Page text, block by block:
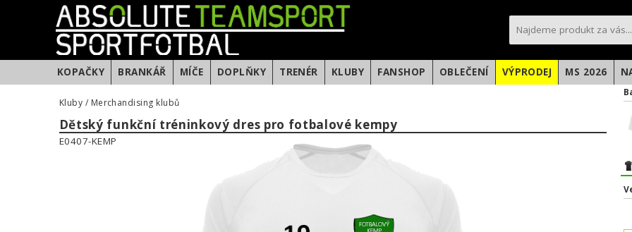
KOPAČKY BRANKÁŘ MÍČE DOPLŇKY TRENÉR KLUBY FANSHOP OBLEČENÍ VÝPRODEJ MS 2026
Kluby / Merchandising klubů
Dětský funkční tréninkový dres pro fotbalové kempy
E0407-KEMP